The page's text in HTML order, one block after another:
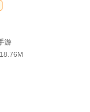
游
18.76M